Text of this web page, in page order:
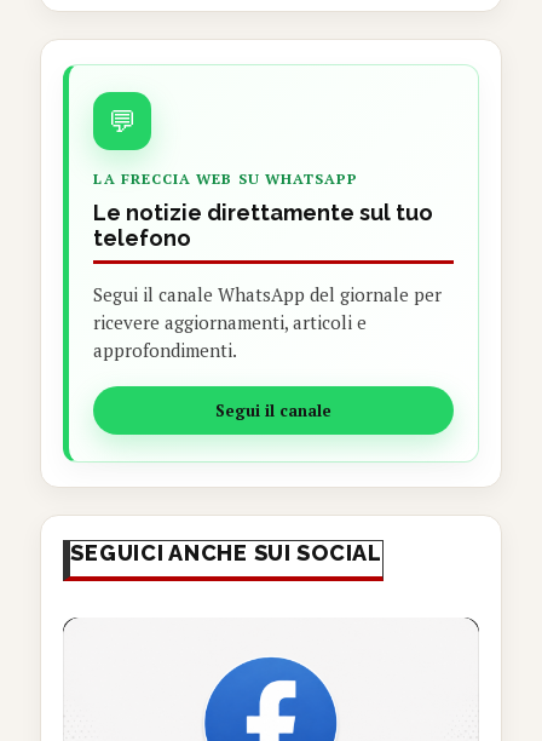
💬
LA FRECCIA WEB SU WHATSAPP
Le notizie direttamente sul tuo
telefono
Segui il canale WhatsApp del giornale per
ricevere aggiornamenti, articoli e
approfondimenti.
Segui il canale
SEGUICI ANCHE SUI SOCIAL